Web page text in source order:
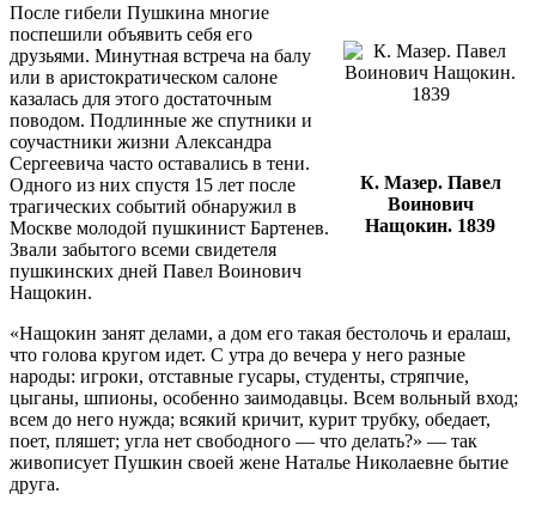
К. Мазер. Павел
Воинович
Нащокин. 1839
После гибели Пушкина многие
поспешили объявить себя его
друзьями. Минутная встреча на балу
или в аристократическом салоне
казалась для этого достаточным
поводом. Подлинные же спутники и
соучастники жизни Александра
Сергеевича часто оставались в тени.
Одного из них спустя 15 лет после
трагических событий обнаружил в
Москве молодой пушкинист Бартенев.
Звали забытого всеми свидетеля
пушкинских дней Павел Воинович
Нащокин.
«Нащокин занят делами, а дом его такая бестолочь и ералаш,
что голова кругом идет. С утра до вечера у него разные
народы: игроки, отставные гусары, студенты, стряпчие,
цыганы, шпионы, особенно заимодавцы. Всем вольный вход;
всем до него нужда; всякий кричит, курит трубку, обедает,
поет, пляшет; угла нет свободного — что делать?» — так
живописует Пушкин своей жене Наталье Николаевне бытие
друга.